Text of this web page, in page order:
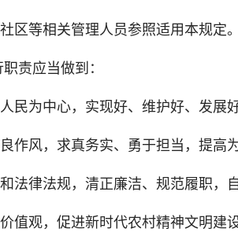
等相关管理人员参照适用本规定。
责应当做到：
为中心，实现好、维护好、发展好
风，求真务实、勇于担当，提高为
律法规，清正廉洁、规范履职，自
观，促进新时代农村精神文明建设